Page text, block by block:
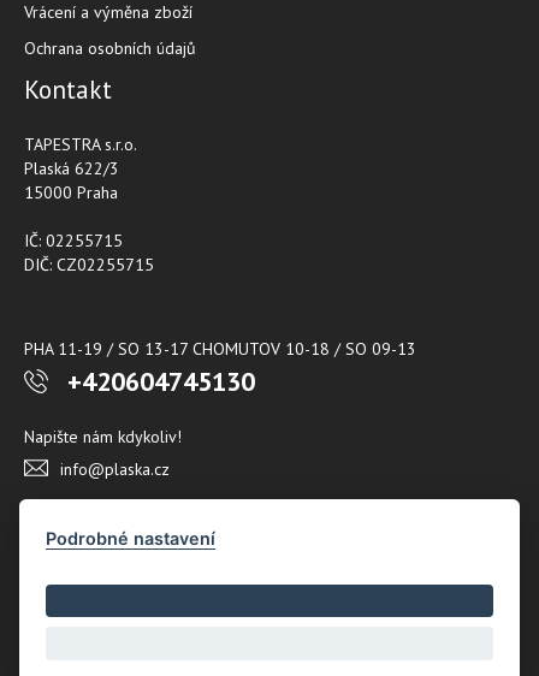
Vrácení a výměna zboží
Ochrana osobních údajů
Kontakt
TAPESTRA s.r.o.
Plaská 622/3
15000 Praha
IČ: 02255715
DIČ: CZ02255715
PHA 11-19 / SO 13-17 CHOMUTOV 10-18 / SO 09-13
+420604745130
Napište nám kdykoliv!
info@plaska.cz
Podrobné nastavení